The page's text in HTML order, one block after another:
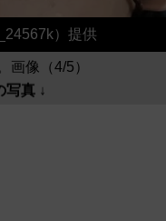
）提供
画像（4/5）
写真 ↓